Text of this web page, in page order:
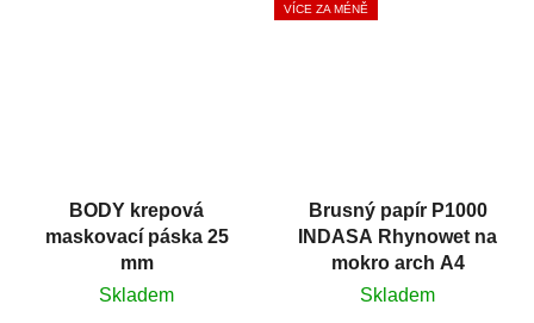
BODY krepová
maskovací páska 25
mm
Skladem
VÍCE ZA MÉNĚ
Brusný papír P1000
INDASA Rhynowet na
mokro arch A4
Skladem